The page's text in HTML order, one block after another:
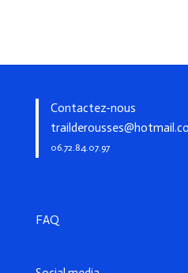
Contactez-nous
06.72.84.07.97
FAQ